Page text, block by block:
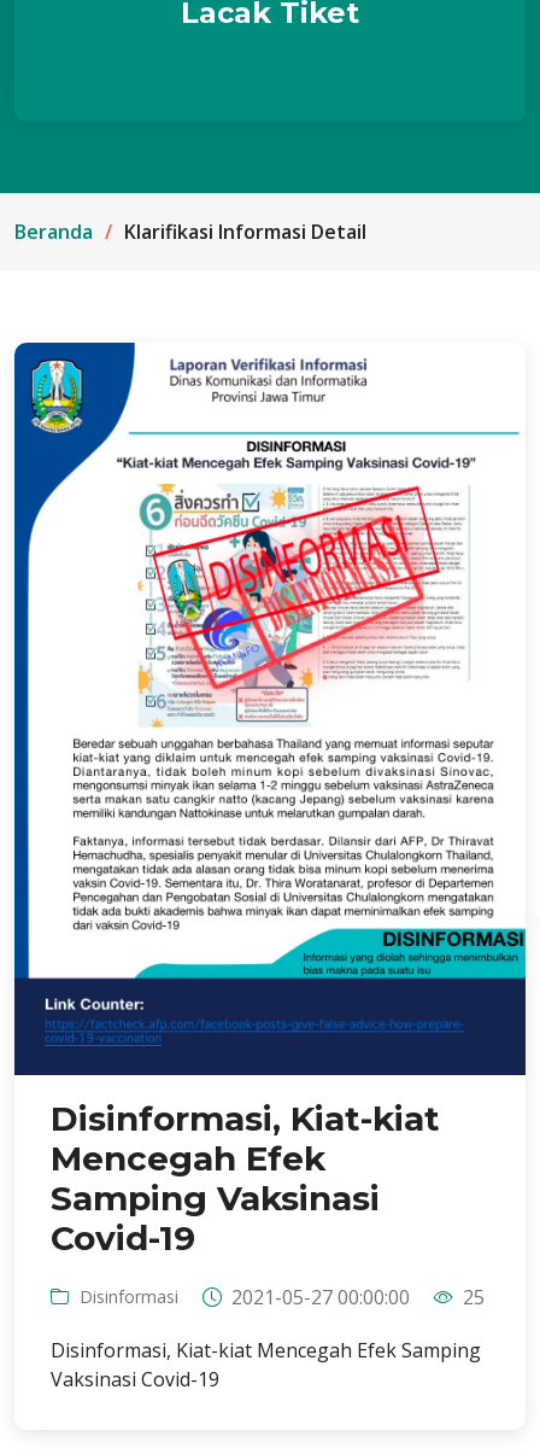
Lacak Tiket
Beranda Klarifikasi Informasi Detail
Disinformasi, Kiat-kiat
Mencegah Efek
Samping Vaksinasi
Covid-19
Disinformasi 2021-05-27 00:00:00
25
Disinformasi, Kiat-kiat Mencegah Efek Samping
Vaksinasi Covid-19